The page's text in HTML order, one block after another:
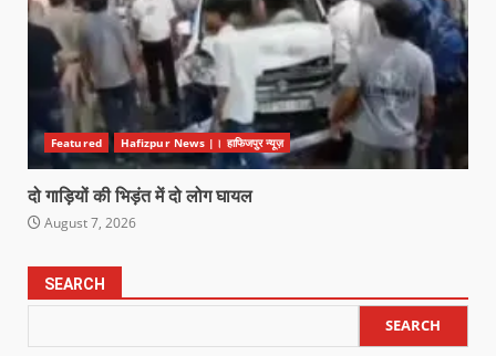
Featured Hafizpur News |। हाफिजपुर न्यूज़
दो गाड़ियों की भिड़ंत में दो लोग घायल
August 7, 2026
SEARCH
SEARCH